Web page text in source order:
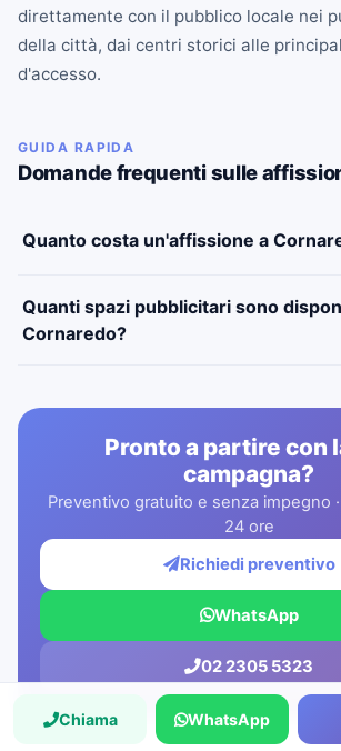
direttamente con il pubblico locale nei
della città, dai centri storici alle
d'accesso.
GUIDA RAPIDA
Domande frequenti sulle
Quanto costa un'affissione a
Quanti spazi pubblicitari sono
Cornaredo?
Pronto a partire con
campagna?
Preventivo gratuito e senza impegno
24 ore
Richiedi preventivo
WhatsApp
02 2305 5323
Chiama WhatsApp